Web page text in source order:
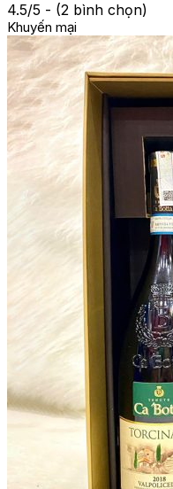
4.5/5 - (2 bình chọn)
Khuyến mại